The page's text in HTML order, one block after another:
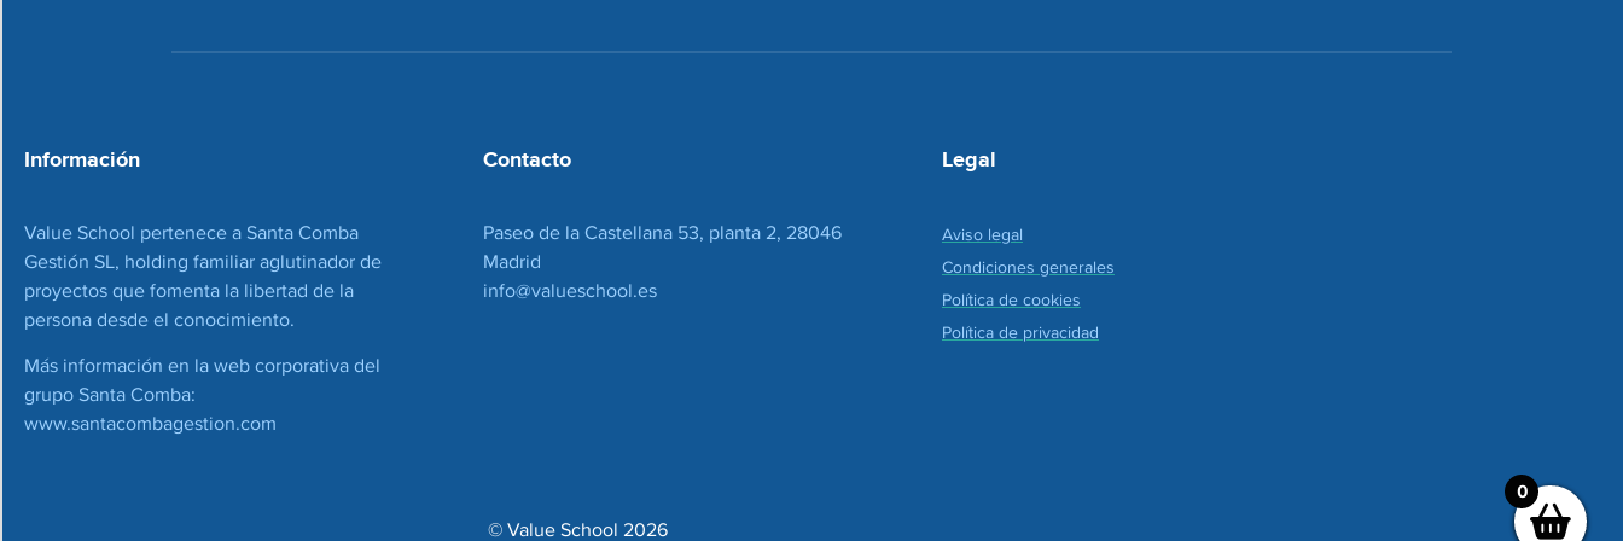
0
c
o
Información
Value School pertenece a Santa Comba
Gestión SL, holding familiar aglutinador de
proyectos que fomenta la libertad de la
persona desde el conocimiento.
Más información en la web corporativa del
grupo Santa Comba:
www.santacombagestion.com
Contacto
Paseo de la Castellana 53, planta 2, 28046
Madrid
info@valueschool.es
Legal
Aviso legal
Condiciones generales
Política de cookies
Política de privacidad
© Value School 2026